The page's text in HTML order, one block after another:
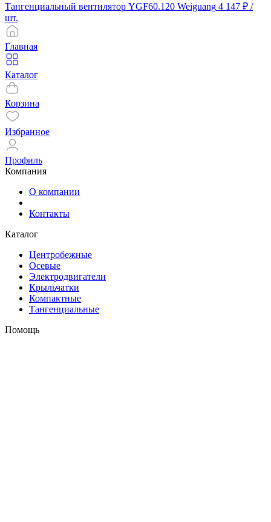
Тангенциальный вентилятор YGF60.120 Weiguang 4 147 ₽ /
шт.
Главная
Каталог
Корзина
Избранное
Профиль
Компания
О компании
Контакты
Каталог
Центробежные
Осевые
Электродвигатели
Крыльчатки
Компактные
Тангенциальные
Помощь